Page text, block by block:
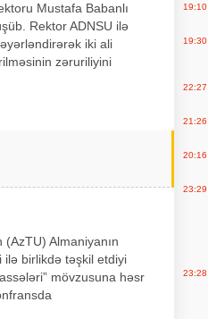
Mustafa Babanlı
Rektor ADNSU ilə
iki ali
zəruriliyini
Almaniyanın
ilə birlikdə təşkil etdiyi
mövzusuna həsr
19:10
19:30
22:27
21:26
20:16
23:29
23:28